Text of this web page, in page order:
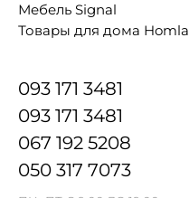
Мебель Signal
Товары для дома Homla
093 171 3481
093 171 3481
067 192 5208
050 317 7073